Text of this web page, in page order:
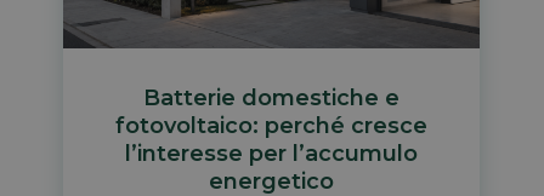
Batterie domestiche e
fotovoltaico: perché cresce
l’interesse per l’accumulo
energetico